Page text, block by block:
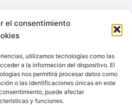
el consentimiento
utilizamos tecnologías como las
a la información del dispositivo. El
nos permitirá procesar datos como
o las identificaciones únicas en este
puede afectar
y funciones.